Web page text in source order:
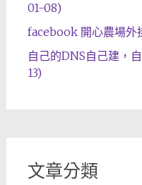
01-08)
facebook 開心農場外
自己的DNS自己建，
13)
文章分類